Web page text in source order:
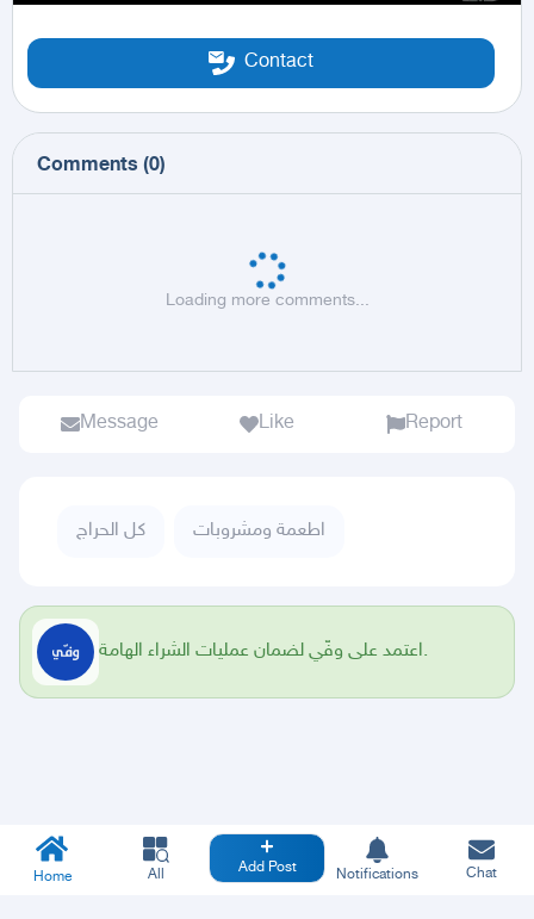
Contact
Comments (0)
Loading more comments...
Message Like Report
كل الحراج اطعمة ومشروبات
اعتمد على وفّي لضمان عمليات الشراء الهامة.
Home All Add Post Notifications Chat